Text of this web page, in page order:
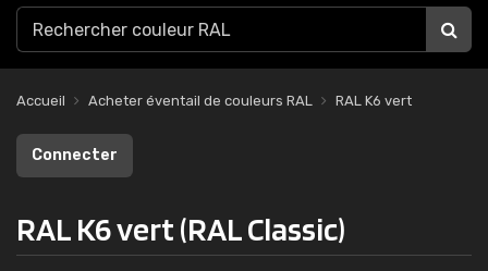
Accueil Acheter éventail de couleurs RAL RAL K6 vert
Connecter
RAL K6 vert (RAL Classic)